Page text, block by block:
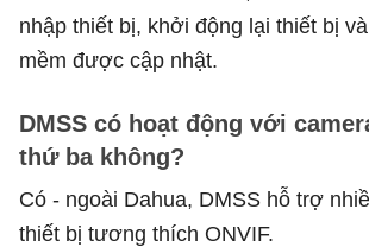
nhập thiết bị, khởi động lại thiết bị
mềm được cập nhật.
DMSS có hoạt động với
thứ ba không?
Có - ngoài Dahua, DMSS hỗ trợ
thiết bị tương thích ONVIF.